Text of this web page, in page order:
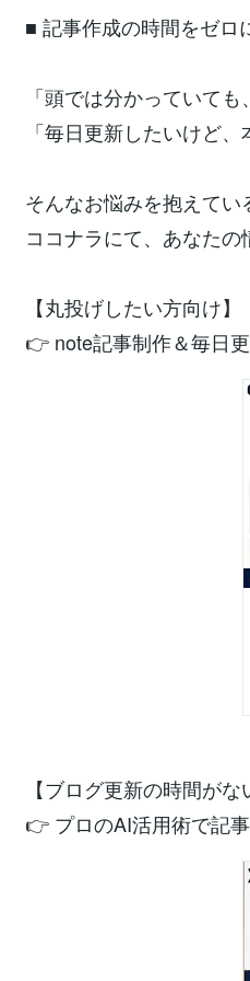
■ 記事作成の時間をゼロ
「頭では分かっていて
「毎日更新したいけど
そんなお悩みを抱えてい
ココナラにて、あなた
【丸投げしたい方向け】
👉 note記事制作＆毎日
【ブログ更新の時間がな
👉 プロのAI活用術で記